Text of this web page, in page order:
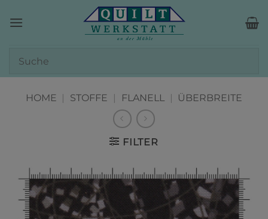
Inhalt
HOME | STOFFE | FLANELL | ÜBERBREITE
FILTER